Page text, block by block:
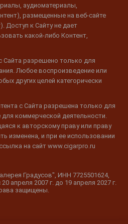
аудиоматериалы,
размещенные на веб-сайте
Доступ к Сайту не дает
какой-либо Контент,
Сайта разрешено только для
Любое воспроизведение или
других целей категорически
с Сайта разрешена только для
для коммерческой деятельности.
к авторскому праву или праву
изменена, и при ее использовании
на сайт www.cigarpro.ru
Градусов", ИНН 7725501624,
апреля 2007 г. до 19 апреля 2027 г.
защищены.